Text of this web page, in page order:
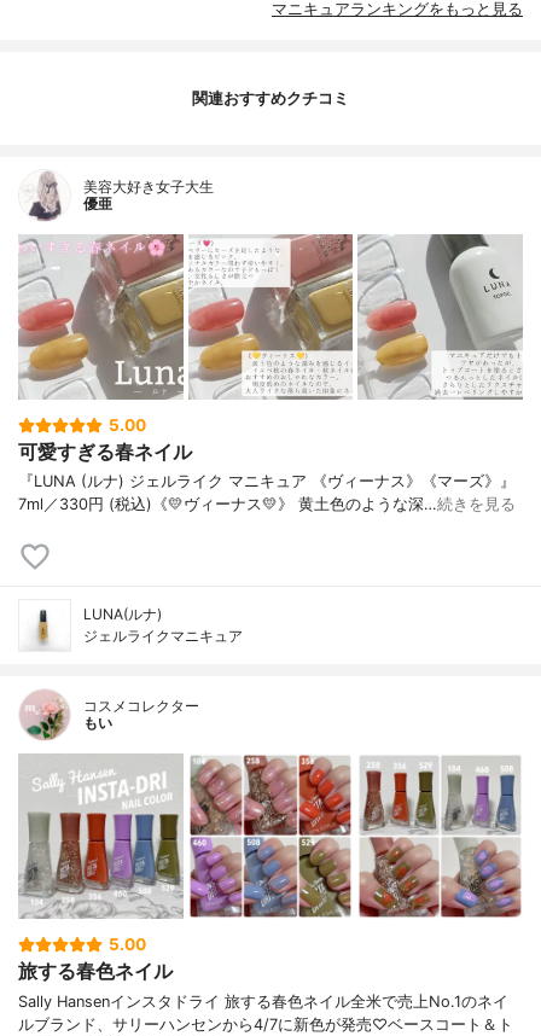
マニキュアランキングをもっと見る
関連おすすめクチコミ
美容大好き女子大生
優亜
5.00
可愛すぎる春ネイル
『LUNA (ルナ) ジェルライク マニキュア 《ヴィーナス》《マーズ》』
7ml／330円 (税込)《💛ヴィーナス💛》 黄土色のような深…続きを見る
LUNA(ルナ)
ジェルライクマニキュア
コスメコレクター
もい
5.00
旅する春色ネイル
Sally Hansenインスタドライ 旅する春色ネイル全米で売上No.1のネイ
ルブランド、サリーハンセンから4/7に新色が発売♡ベースコート＆ト